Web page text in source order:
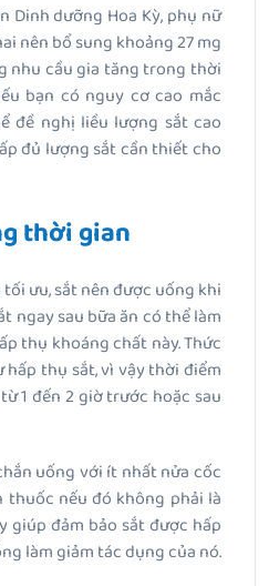
Dinh dưỡng Hoa Kỳ, phụ nữ
nên bổ sung khoảng 27 mg
nhu cầu gia tăng trong thời
bạn có nguy cơ cao mắc
đề nghị liều lượng sắt cao
đủ lượng sắt cần thiết cho
thời gian
ưu, sắt nên được uống khi
ngay sau bữa ăn có thể làm
thụ khoáng chất này. Thức
thụ sắt, vì vậy thời điểm
1 đến 2 giờ trước hoặc sau
uống với ít nhất nửa cốc
nếu đó không phải là
giúp đảm bảo sắt được hấp
làm giảm tác dụng của nó.